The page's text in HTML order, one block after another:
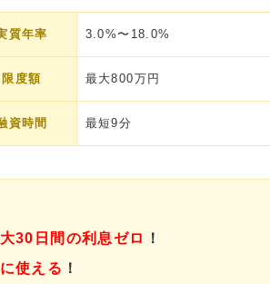
質年率 3.0%〜18.0%
限度額 最大800万円
資時間 最短9分
30日間の利息ゼロ
！
使える ！